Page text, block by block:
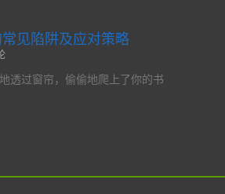
见陷阱及应对策略
透过窗帘，偷偷地爬上了你的书